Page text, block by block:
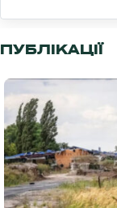
ПУБЛІКАЦІЇ